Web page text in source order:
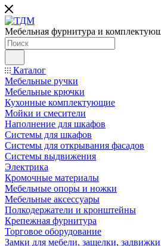
Мебельная фурнитура и
Каталог
Мебельные ручки
Мебельные крючки
Кухонные комплектующие
Мойки и смесители
Наполнение для шкафов
Cистемы для шкафов
Системы для открывания фасадов
Системы выдвижения
Электрика
Кромочные материалы
Мебельные опоры и ножки
Мебельные аксессуары
Полкодержатели и кронштейны
Крепежная фурнитура
Торговое оборудование
Замки для мебели, защелки, задвижки